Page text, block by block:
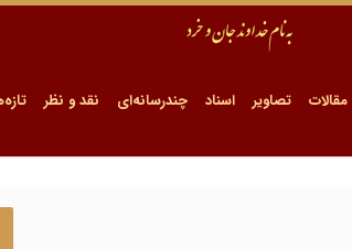
مقالات تصاویر اسناد چندرسانه‌ای نقد و نظر